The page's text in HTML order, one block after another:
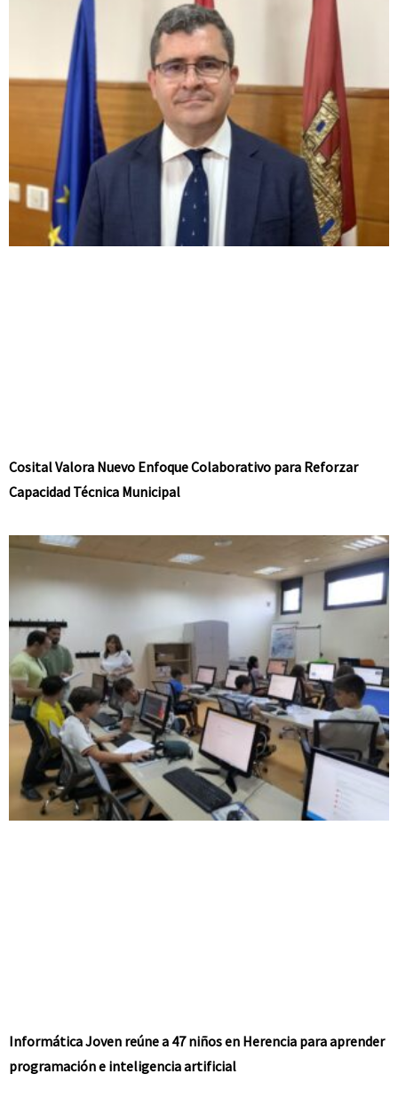
Cosital Valora Nuevo Enfoque Colaborativo para Reforzar
Capacidad Técnica Municipal
Informática Joven reúne a 47 niños en Herencia para aprender
programación e inteligencia artificial